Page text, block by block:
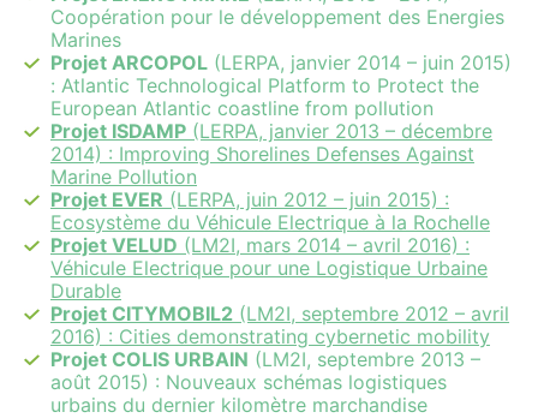
Coopération pour le développement des Energies
Marines
Projet ARCOPOL (LERPA, janvier 2014 – juin 2015)
: Atlantic Technological Platform to Protect the
European Atlantic coastline from pollution
Projet ISDAMP (LERPA, janvier 2013 – décembre
2014) : Improving Shorelines Defenses Against
Marine Pollution
Projet EVER (LERPA, juin 2012 – juin 2015) :
Ecosystème du Véhicule Electrique à la Rochelle
Projet VELUD (LM2I, mars 2014 – avril 2016) :
Véhicule Electrique pour une Logistique Urbaine
Durable
Projet CITYMOBIL2 (LM2I, septembre 2012 – avril
2016) : Cities demonstrating cybernetic mobility
Projet COLIS URBAIN (LM2I, septembre 2013 –
août 2015) : Nouveaux schémas logistiques
urbains du dernier kilomètre marchandise